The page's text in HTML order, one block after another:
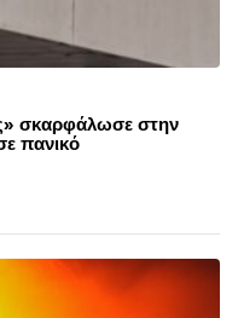
σκαρφάλωσε στην
πανικό